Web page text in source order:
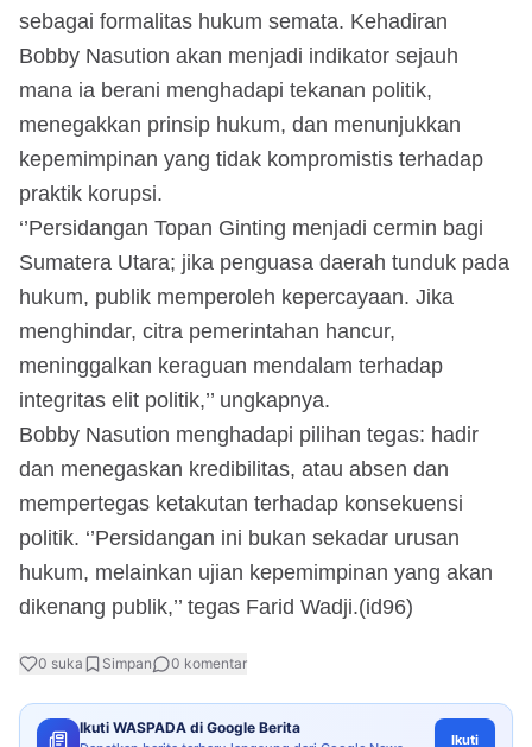
sebagai formalitas hukum semata. Kehadiran
Bobby Nasution akan menjadi indikator sejauh
mana ia berani menghadapi tekanan politik,
menegakkan prinsip hukum, dan menunjukkan
kepemimpinan yang tidak kompromistis terhadap
praktik korupsi.
‘’Persidangan Topan Ginting menjadi cermin bagi
Sumatera Utara; jika penguasa daerah tunduk pada
hukum, publik memperoleh kepercayaan. Jika
menghindar, citra pemerintahan hancur,
meninggalkan keraguan mendalam terhadap
integritas elit politik,’’ ungkapnya.
Bobby Nasution menghadapi pilihan tegas: hadir
dan menegaskan kredibilitas, atau absen dan
mempertegas ketakutan terhadap konsekuensi
politik. ‘’Persidangan ini bukan sekadar urusan
hukum, melainkan ujian kepemimpinan yang akan
dikenang publik,’’ tegas Farid Wadji.(id96)
0 suka Simpan 0 komentar
Ikuti WASPADA di Google Berita
Ikuti